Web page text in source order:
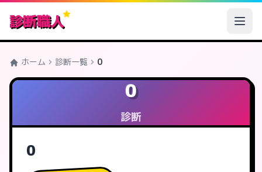
診断職人
ホーム 診断一覧 0
0
診断
0